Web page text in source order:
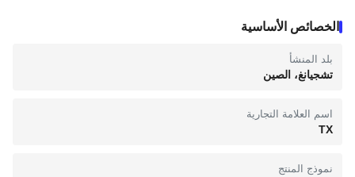
الخصائص الأساسية
بلد المنشأ
تشجيانغ، الصين
اسم العلامة التجارية
TX
نموذج المنتج